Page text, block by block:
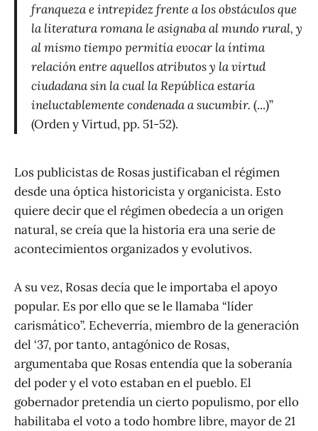
franqueza e intrepidez frente a los obstáculos que
la literatura romana le asignaba al mundo rural, y
al mismo tiempo permitía evocar la íntima
relación entre aquellos atributos y la virtud
ciudadana sin la cual la República estaría
ineluctablemente condenada a sucumbir. (...)”
(Orden y Virtud, pp. 51-52).
Los publicistas de Rosas justificaban el régimen
desde una óptica historicista y organicista. Esto
quiere decir que el régimen obedecía a un origen
natural, se creía que la historia era una serie de
acontecimientos organizados y evolutivos.
A su vez, Rosas decía que le importaba el apoyo
popular. Es por ello que se le llamaba “líder
carismático”. Echeverría, miembro de la generación
del ‘37, por tanto, antagónico de Rosas,
argumentaba que Rosas entendía que la soberanía
del poder y el voto estaban en el pueblo. El
gobernador pretendía un cierto populismo, por ello
habilitaba el voto a todo hombre libre, mayor de 21